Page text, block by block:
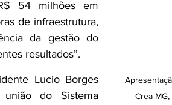
Crea-
54 milhões em
de infraestrutura,
da gestão do
resultados”.
Lucio Borges
do Sistema